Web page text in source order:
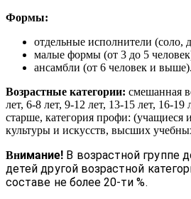
Формы:
отдельные исполнители (соло,
малые формы (от 3 до 5
ансамбли (от 6 человек и выше).
Возрастные категории: смешанная
лет, 6-8 лет, 9-12 лет, 13-15 лет, 16-19
старше, категория профи: (учащиеся
культуры и искусств, высших
Внимание! В возрастной группе
детей другой возрастной
составе не более 20-ти %.